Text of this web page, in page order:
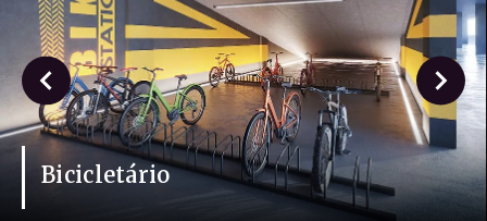
Bicicletário